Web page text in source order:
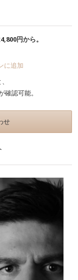
円から。
に追加
認可能。
せ